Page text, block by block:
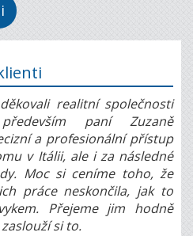
realitní společnosti
především paní Zuzaně
a profesionální přístup
v Itálii, ale i za následné
Moc si ceníme toho, že
práce neskončila, jak to
Přejeme jim hodně
si to.